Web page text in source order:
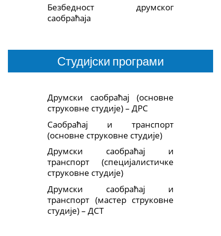
Безбедност друмског
саобраћаја
Студијски програми
Друмски саобраћај (основне
струковне студије) – ДРС
Саобраћај и транспорт
(основне струковне студије)
Друмски саобраћај и
транспорт (специјалистичке
струковне студије)
Друмски саобраћај и
транспорт (мастер струковне
студије) – ДСТ